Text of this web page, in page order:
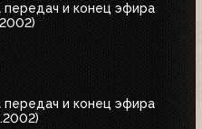
передач и конец эфира
передач и конец эфира